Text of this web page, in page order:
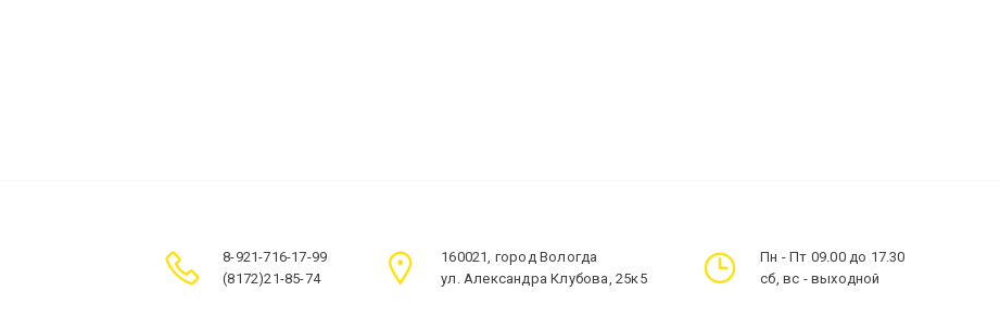
8-921-716-17-99
(8172)21-85-74
160021, город Вологда
ул. Александра Клубова, 25к5
Пн - Пт 09.00 до 17.30
сб, вс - выходной